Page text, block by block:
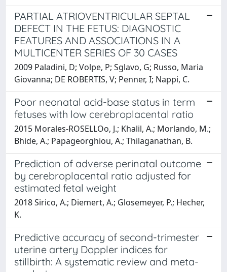
PARTIAL ATRIOVENTRICULAR SEPTAL
DEFECT IN THE FETUS: DIAGNOSTIC
FEATURES AND ASSOCIATIONS IN A
MULTICENTER SERIES OF 30 CASES
2009 Paladini, D; Volpe, P; Sglavo, G; Russo, Maria
Giovanna; DE ROBERTIS, V; Penner, I; Nappi, C.
Poor neonatal acid-base status in term
fetuses with low cerebroplacental ratio
2015 Morales-ROSELLOo, J.; Khalil, A.; Morlando, M.;
Bhide, A.; Papageorghiou, A.; Thilaganathan, B.
Prediction of adverse perinatal outcome
by cerebroplacental ratio adjusted for
estimated fetal weight
2018 Sirico, A.; Diemert, A.; Glosemeyer, P.; Hecher,
K.
Predictive accuracy of second-trimester
uterine artery Doppler indices for
stillbirth: A systematic review and meta-